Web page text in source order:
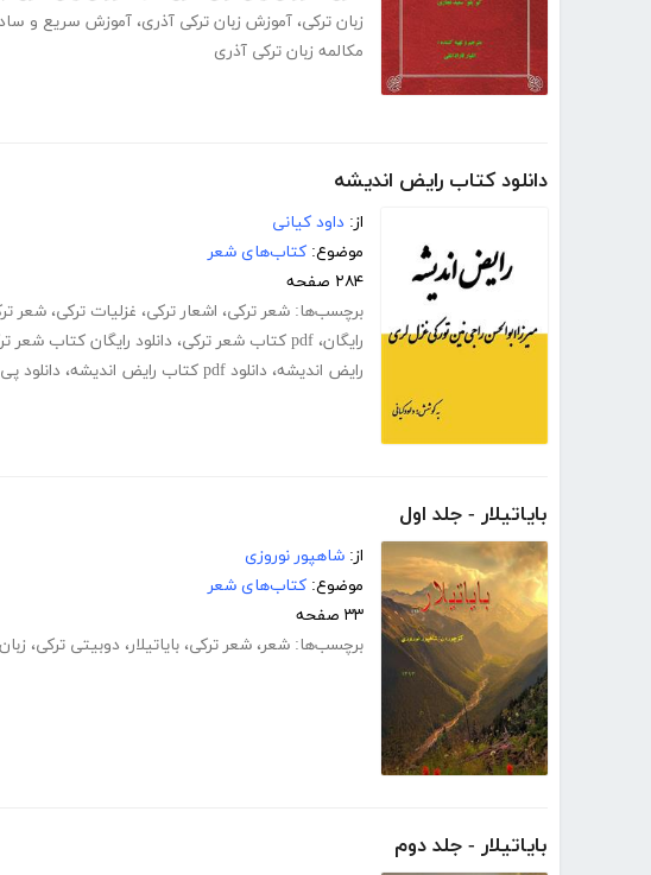
زبان ترکی، آموزش زبان ترکی آذری، آموزش سریع و ساده
مکالمه زبان ترکی آذری
دانلود کتاب رایض اندیشه
از: داود کیانی
موضوع: کتاب‌های شعر
۲۸۴ صفحه
برچسب‌ها: شعر ترکی، اشعار ترکی، غزلیات ترکی، شعر
رایگان، pdf کتاب شعر ترکی ، دانلود رایگان کتاب شعر
رایض اندیشه، دانلود pdf کتاب رایض اندیشه ، دانلود
بایاتیلار - جلد اول
از: شاهپور نوروزی
موضوع: کتاب‌های شعر
۳۳ صفحه
برچسب‌ها: شعر، شعر ترکی، بایاتیلار، دوبیتی ترکی،
بایاتیلار - جلد دوم